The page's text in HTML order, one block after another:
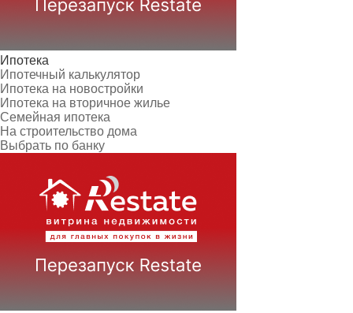
Ипотека
Ипотечный калькулятор
Ипотека на новостройки
Ипотека на вторичное жилье
Семейная ипотека
На строительство дома
Выбрать по банку